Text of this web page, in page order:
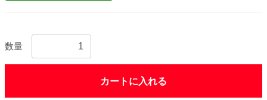
数量
カートに入れる